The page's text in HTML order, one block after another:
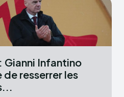
Gianni Infantino
resserrer les